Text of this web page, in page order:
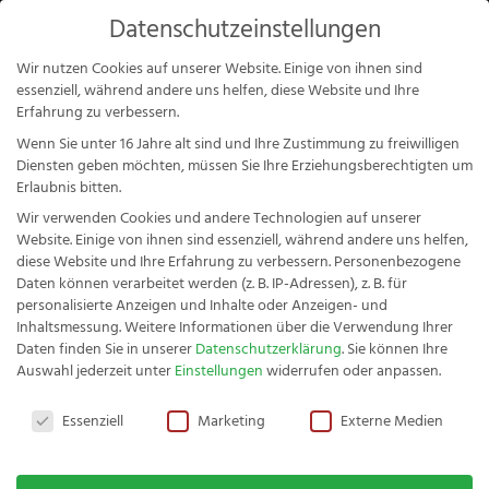
10,5 cm
Angebot!
Fachwerk Schälmesser Buche
8,39 € HINZUFÜGEN
Datenschutzeinstellungen
Wir nutzen Cookies auf unserer Website. Einige von ihnen sind
essenziell, während andere uns helfen, diese Website und Ihre
Erfahrung zu verbessern.
Wenn Sie unter 16 Jahre alt sind und Ihre Zustimmung zu freiwilligen
Diensten geben möchten, müssen Sie Ihre Erziehungsberechtigten um
Erlaubnis bitten.
Wir verwenden Cookies und andere Technologien auf unserer
Website. Einige von ihnen sind essenziell, während andere uns helfen,
diese Website und Ihre Erfahrung zu verbessern. Personenbezogene
Daten können verarbeitet werden (z. B. IP-Adressen), z. B. für
personalisierte Anzeigen und Inhalte oder Anzeigen- und
Inhaltsmessung.Weitere Informationen über die Verwendung Ihrer
Daten finden Sie in unserer Datenschutzerklärung. Sie können Ihre
Auswahl jederzeit unter Einstellungen widerrufen oder anpassen.
Datenschutzeinstellungen
Essenziell Marketing Externe Medien